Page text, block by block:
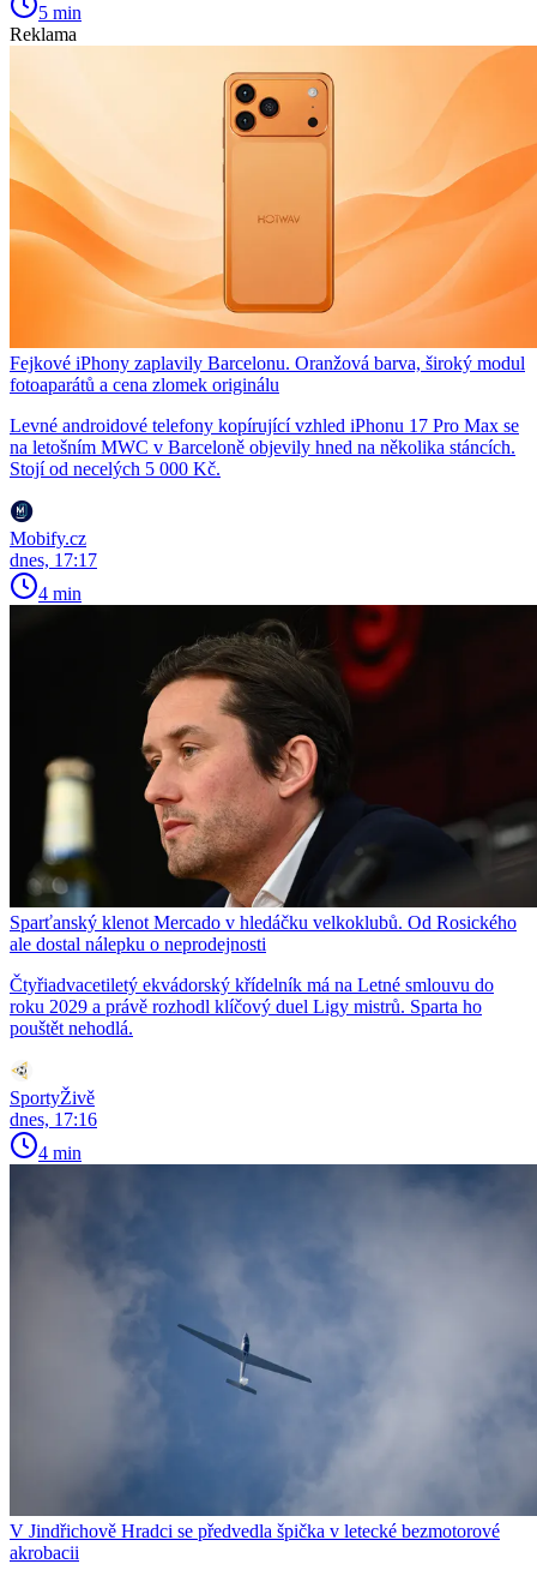
5 min
Reklama
Fejkové iPhony zaplavily Barcelonu. Oranžová barva, široký modul
fotoaparátů a cena zlomek originálu
Levné androidové telefony kopírující vzhled iPhonu 17 Pro Max se
na letošním MWC v Barceloně objevily hned na několika stáncích.
Stojí od necelých 5 000 Kč.
Mobify.cz
dnes, 17:17
4 min
Sparťanský klenot Mercado v hledáčku velkoklubů. Od Rosického
ale dostal nálepku o neprodejnosti
Čtyřiadvacetiletý ekvádorský křídelník má na Letné smlouvu do
roku 2029 a právě rozhodl klíčový duel Ligy mistrů. Sparta ho
pouštět nehodlá.
SportyŽivě
dnes, 17:16
4 min
V Jindřichově Hradci se předvedla špička v letecké bezmotorové
akrobacii